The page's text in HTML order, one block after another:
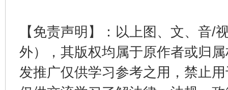
【免责声明】：以上图、文、音/
外），其版权均属于原作者或归
发推广仅供学习参考之用，禁止